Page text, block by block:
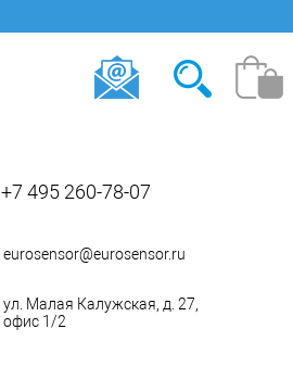
+7 495 260-78-07
eurosensor@eurosensor.ru
ул. Малая Калужская, д. 27,
офис 1/2